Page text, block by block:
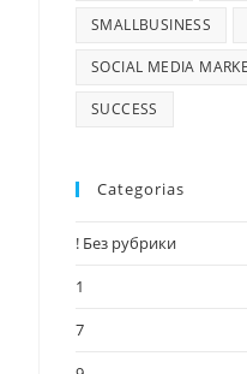
SMALLBUSINESS
SOCIAL MEDIA
SUCCESS
Categorias
! Без рубрики
1
7